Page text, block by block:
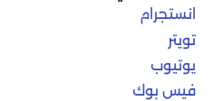
انستجرام
تويتر
يوتيوب
فيس بوك